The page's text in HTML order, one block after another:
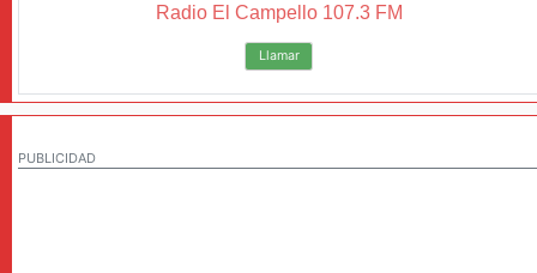
Radio El Campello 107.3 FM
Llamar
PUBLICIDAD